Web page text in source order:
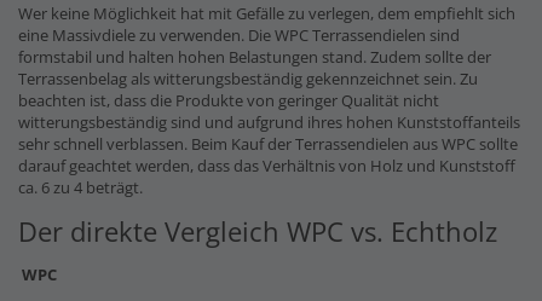
Wer keine Möglichkeit hat mit Gefälle zu verlegen, dem empfiehlt sich
eine Massivdiele zu verwenden. Die WPC Terrassendielen sind
formstabil und halten hohen Belastungen stand. Zudem sollte der
Terrassenbelag als witterungsbeständig gekennzeichnet sein. Zu
beachten ist, dass die Produkte von geringer Qualität nicht
witterungsbeständig sind und aufgrund ihres hohen Kunststoffanteils
sehr schnell verblassen. Beim Kauf der Terrassendielen aus WPC sollte
darauf geachtet werden, dass das Verhältnis von Holz und Kunststoff
ca. 6 zu 4 beträgt.
Der direkte Vergleich WPC vs. Echtholz
WPC